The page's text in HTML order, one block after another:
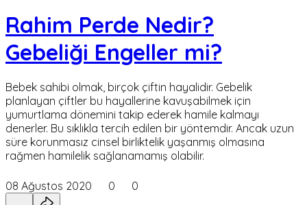
Rahim Perde Nedir?
Gebeliği Engeller mi?
Bebek sahibi olmak, birçok çiftin hayalidir. Gebelik
planlayan çiftler bu hayallerine kavuşabilmek için
yumurtlama dönemini takip ederek hamile kalmayı
denerler. Bu sıklıkla tercih edilen bir yöntemdir. Ancak uzun
süre korunmasız cinsel birliktelik yaşanmış olmasına
rağmen hamilelik sağlanamamış olabilir.
08 Ağustos 2020 0 0